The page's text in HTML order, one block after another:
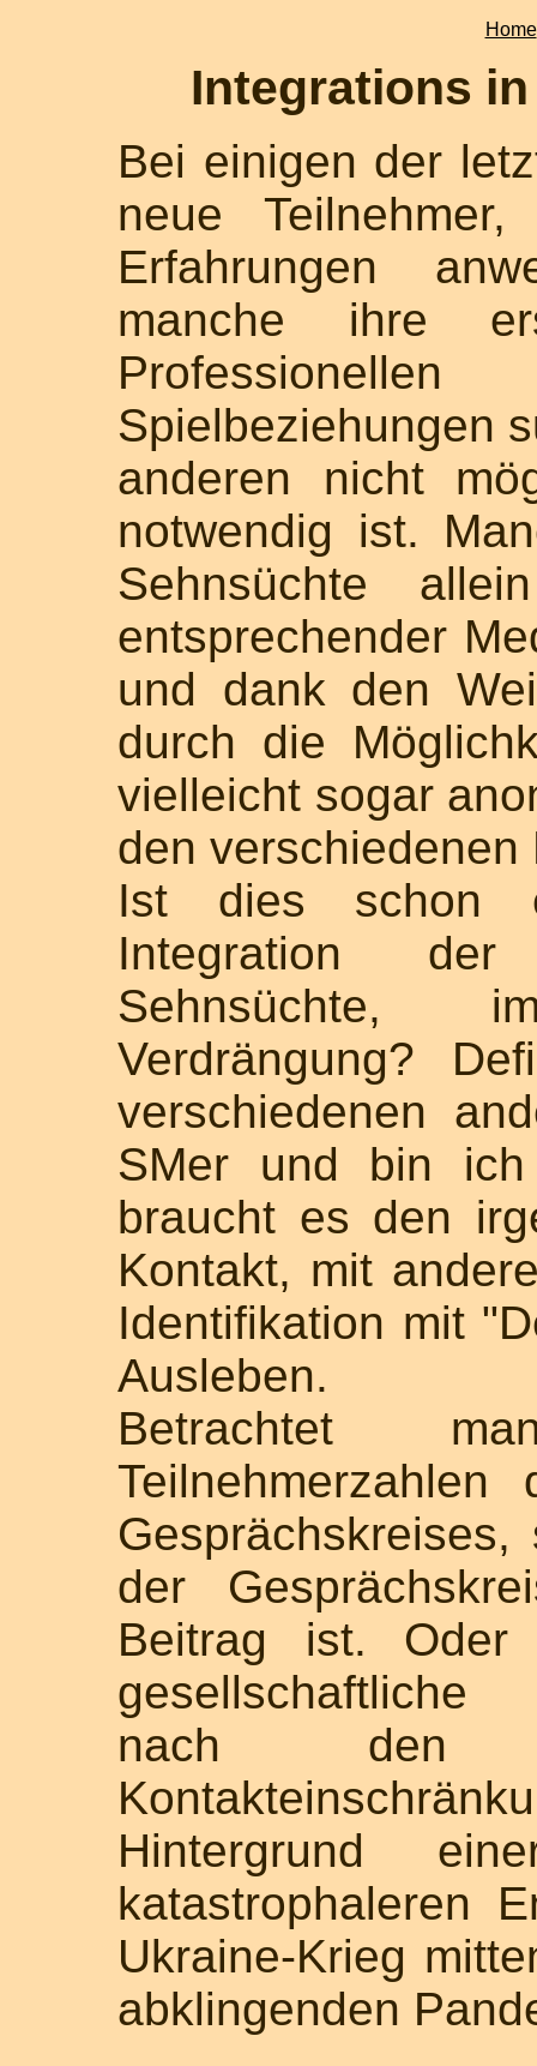
Home
Integrations
Bei einigen der
neue
Erfahrungen
manche ihre
Spielbeziehungen
anderen nicht
notwendig ist.
Sehnsüchte
entsprechender
und dank den
durch die
vielleicht sogar
den
Ist dies schon
Integration
Sehnsüchte,
Verdrängung?
verschiedenen
SMer und bin ich
braucht es den
Kontakt, mit
Identifikation mit
Ausleben.
Betrachtet
der
Beitrag ist.
gesellschaftliche
nach den
Hintergrund
katastrophaleren
Ukraine-Krieg
abklingenden